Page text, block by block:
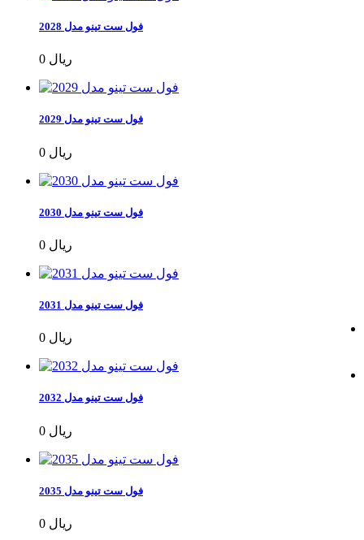
فول ست تینو مدل 2028
0 ریال
فول ست تینو مدل 2029
0 ریال
فول ست تینو مدل 2030
0 ریال
فول ست تینو مدل 2031
0 ریال
فول ست تینو مدل 2032
0 ریال
فول ست تینو مدل 2035
0 ریال